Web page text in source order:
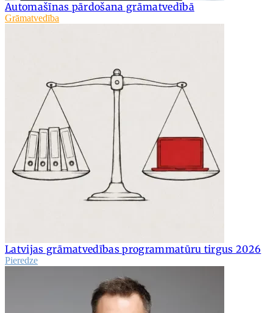
Automašīnas pārdošana grāmatvedībā
Grāmatvedība
Latvijas grāmatvedības programmatūru tirgus 2026
Pieredze